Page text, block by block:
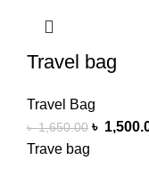
Travel bag
Travel Bag
৳1,650.00 ৳
Trave bag